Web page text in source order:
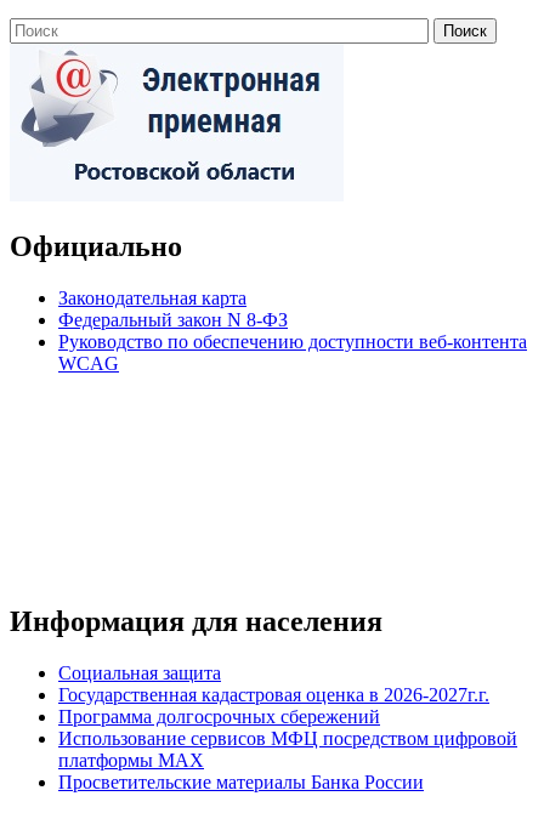
Официально
Законодательная карта
Федеральный закон N 8-ФЗ
Руководство по обеспечению доступности веб-контента
WCAG
Информация для населения
Социальная защита
Государственная кадастровая оценка в 2026-2027г.г.
Программа долгосрочных сбережений
Использование сервисов МФЦ посредством цифровой
платформы MAX
Просветительские материалы Банка России